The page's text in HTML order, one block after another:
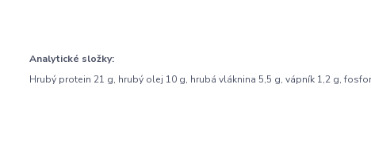
Analytické složky:
Hrubý protein 21 g, hrubý olej 10 g, hrubá vláknina 5,5 g, vápník 1,2 g,